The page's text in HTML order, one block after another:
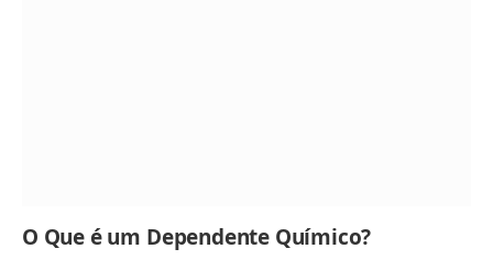
O Que é um Dependente Químico?